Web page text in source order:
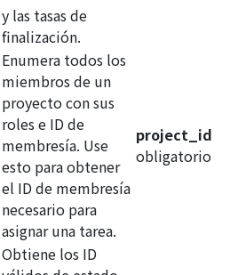
y las tasas de
finalización.
Enumera todos los
miembros de un
proyecto con sus
roles e ID de
membresía. Use
esto para obtener
el ID de membresía
necesario para
asignar una tarea.
project_id
obligatorio
Obtiene los ID